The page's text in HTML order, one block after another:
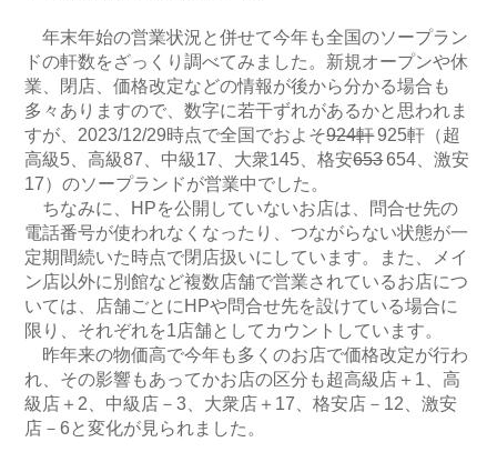
年末年始の営業状況と併せて今年も全国のソープラン
ドの軒数をざっくり調べてみました。新規オープンや休
業、閉店、価格改定などの情報が後から分かる場合も
多々ありますので、数字に若干ずれがあるかと思われま
すが、2023/12/29時点で全国でおよそ924軒925軒（超
高級5、高級87、中級17、大衆145、格安653654、激安
17）のソープランドが営業中でした。
ちなみに、HPを公開していないお店は、問合せ先の
電話番号が使われなくなったり、つながらない状態が一
定期間続いた時点で閉店扱いにしています。また、メイ
ン店以外に別館など複数店舗で営業されているお店につ
いては、店舗ごとにHPや問合せ先を設けている場合に
限り、それぞれを1店舗としてカウントしています。
昨年来の物価高で今年も多くのお店で価格改定が行わ
れ、その影響もあってかお店の区分も超高級店＋1、高
級店＋2、中級店－3、大衆店＋17、格安店－12、激安
店－6と変化が見られました。